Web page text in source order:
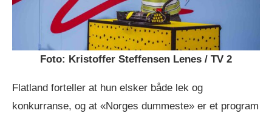
Foto: Kristoffer Steffensen Lenes / TV 2
Flatland forteller at hun elsker både lek og
konkurranse, og at «Norges dummeste» er et program